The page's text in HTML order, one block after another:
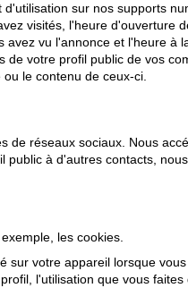
sur nos supports
visités, l'heure d'ouverture
vu l'annonce et l'heure à
votre profil public de vos
le contenu de ceux-ci.
réseaux sociaux. Nous
à d'autres contacts,
les cookies.
votre appareil lorsque
l'utilisation que vous